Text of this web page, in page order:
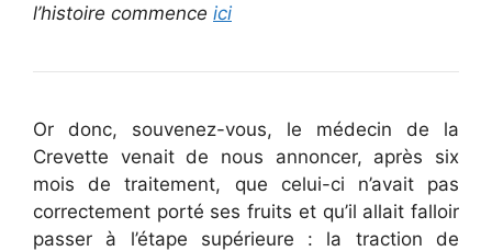
l’histoire commence ici
Or donc, souvenez-vous, le médecin de la
Crevette venait de nous annoncer, après six
mois de traitement, que celui-ci n’avait pas
correctement porté ses fruits et qu’il allait falloir
passer à l’étape supérieure : la traction de